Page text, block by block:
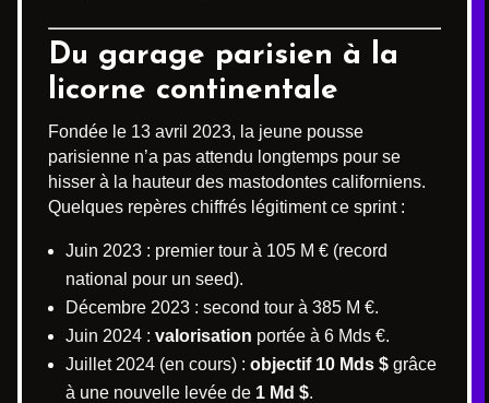
Du garage parisien à la
licorne continentale
Fondée le 13 avril 2023, la jeune pousse
parisienne n’a pas attendu longtemps pour se
hisser à la hauteur des mastodontes californiens.
Quelques repères chiffrés légitiment ce sprint :
Juin 2023 : premier tour à 105 M € (record
national pour un seed).
Décembre 2023 : second tour à 385 M €.
Juin 2024 : valorisation portée à 6 Mds €.
Juillet 2024 (en cours) : objectif 10 Mds $ grâce
à une nouvelle levée de 1 Md $.